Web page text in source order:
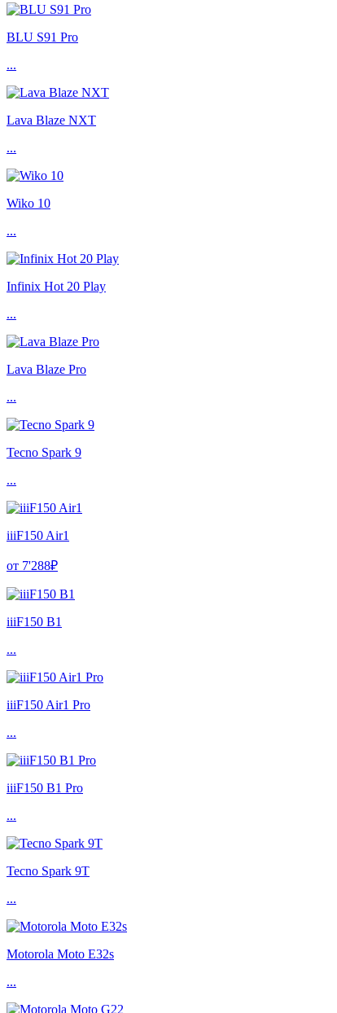
BLU S91 Pro
...
Lava Blaze NXT
...
Wiko 10
...
Infinix Hot 20 Play
...
Lava Blaze Pro
...
Tecno Spark 9
...
iiiF150 Air1
от 7'288₽
iiiF150 B1
...
iiiF150 Air1 Pro
...
iiiF150 B1 Pro
...
Tecno Spark 9T
...
Motorola Moto E32s
...